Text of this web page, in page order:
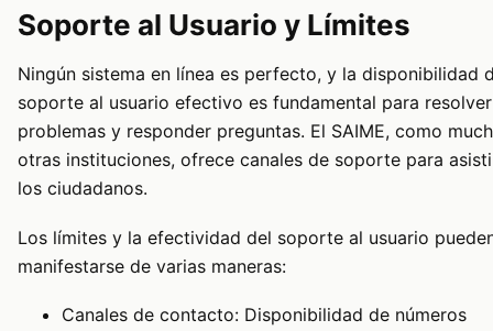
Soporte al Usuario y Límites
Ningún sistema en línea es perfecto, y la disponibilidad
soporte al usuario efectivo es fundamental para resolver
problemas y responder preguntas. El SAIME, como
otras instituciones, ofrece canales de soporte para
los ciudadanos.
Los límites y la efectividad del soporte al usuario
manifestarse de varias maneras:
Canales de contacto: Disponibilidad de números